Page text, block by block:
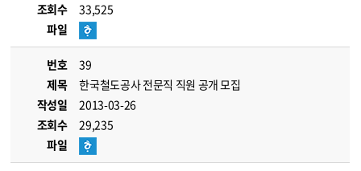
조회수
33,525
파일
번호
39
제목
한국철도공사 전문직 직원 공개 모집
작성일
2013-03-26
조회수
29,235
파일